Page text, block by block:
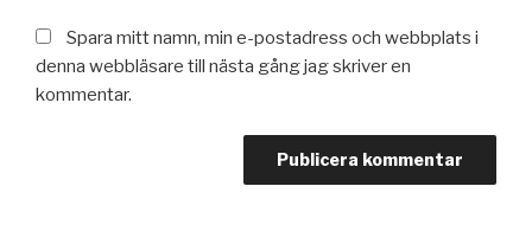
Spara mitt namn, min e-postadress och webbplats i
denna webbläsare till nästa gång jag skriver en
kommentar.